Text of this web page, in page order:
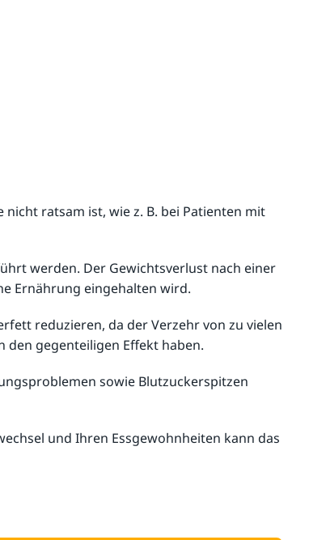
ratsam ist, wie z. B. bei Patienten mit
werden. Der Gewichtsverlust nach einer
Ernährung eingehalten wird.
reduzieren, da der Verzehr von zu vielen
den gegenteiligen Effekt haben.
sowie Blutzuckerspitzen
und Ihren Essgewohnheiten kann das